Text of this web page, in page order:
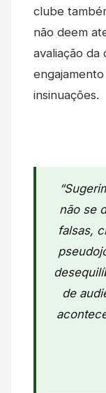
clube
não deem
avaliação
insinuações.
não se
falsas,
de